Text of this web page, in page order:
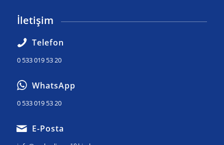
İletişim
Telefon
0 533 019 53 20
WhatsApp
0 533 019 53 20
E-Posta